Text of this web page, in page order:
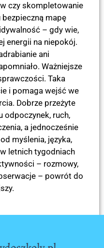
czy skompletowanie
mapę
– gdy wie,
energii na niepokój.
ani
Ważniejsze
Taka
i pomaga wejść we
Dobrze przeżyte
odpoczynek, ruch,
a jednocześnie
myślenia, języka,
letnich tygodniach
– rozmowy,
– powrót do